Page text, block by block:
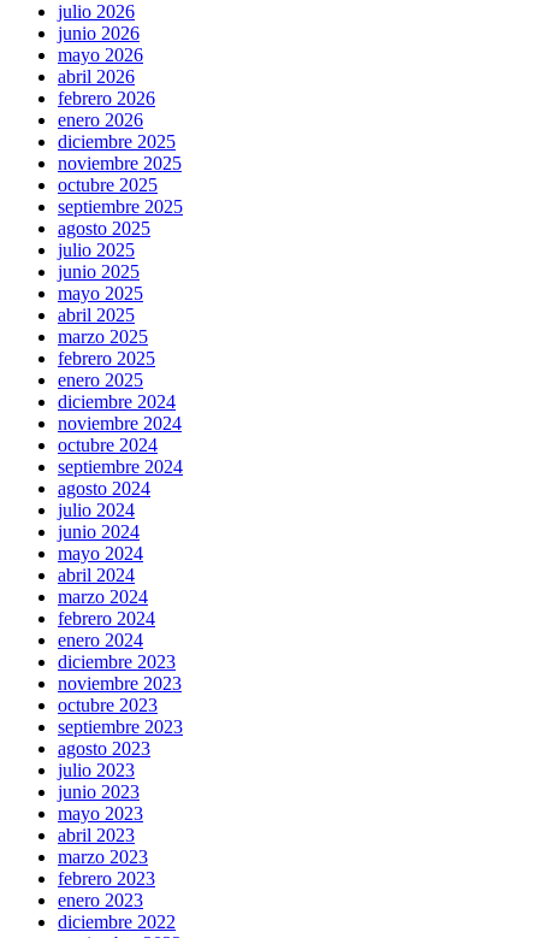
julio 2026
junio 2026
mayo 2026
abril 2026
febrero 2026
enero 2026
diciembre 2025
noviembre 2025
octubre 2025
septiembre 2025
agosto 2025
julio 2025
junio 2025
mayo 2025
abril 2025
marzo 2025
febrero 2025
enero 2025
diciembre 2024
noviembre 2024
octubre 2024
septiembre 2024
agosto 2024
julio 2024
junio 2024
mayo 2024
abril 2024
marzo 2024
febrero 2024
enero 2024
diciembre 2023
noviembre 2023
octubre 2023
septiembre 2023
agosto 2023
julio 2023
junio 2023
mayo 2023
abril 2023
marzo 2023
febrero 2023
enero 2023
diciembre 2022